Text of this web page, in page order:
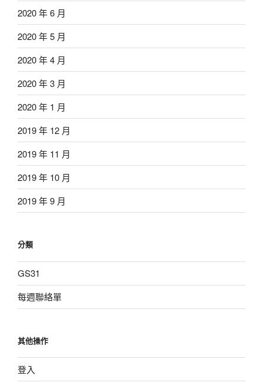
2020 年 6 月
2020 年 5 月
2020 年 4 月
2020 年 3 月
2020 年 1 月
2019 年 12 月
2019 年 11 月
2019 年 10 月
2019 年 9 月
分類
GS31
每週聯絡單
其他操作
登入